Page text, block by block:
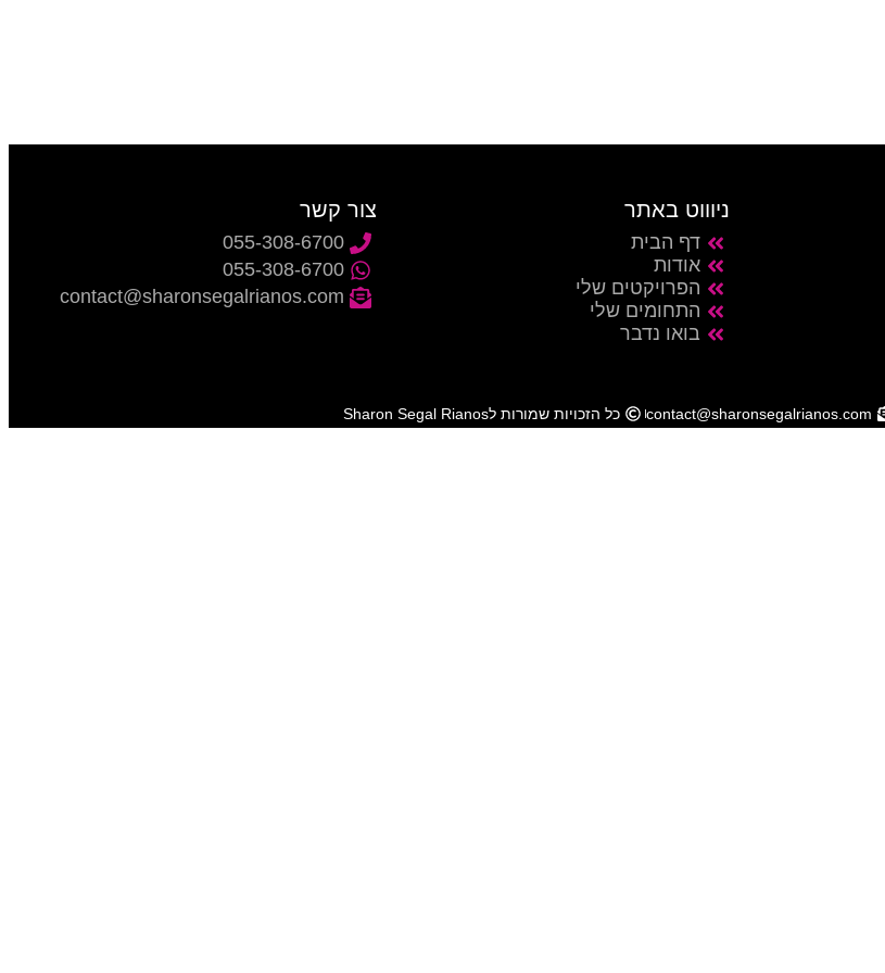
ניוווט באתר
דף הבית
אודות
הפרויקטים שלי
התחומים שלי
בואו נדבר
צור קשר
055-308-6700
055-308-6700
contact@sharonsegalrianos.com
contact@sharonsegalrianos.com כל הזכויות שמורות לSharon Segal Rianos